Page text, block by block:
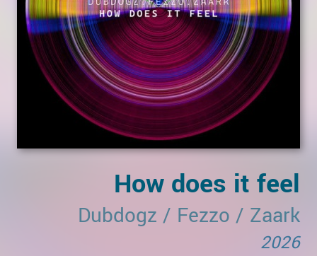
How does it feel
Dubdogz / Fezzo / Zaark
2026